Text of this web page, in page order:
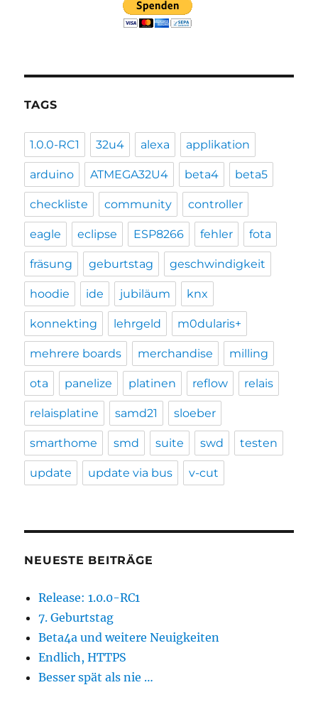
TAGS
1.0.0-RC1 32u4 alexa applikation
arduino ATMEGA32U4 beta4 beta5
checkliste community controller
eagle eclipse ESP8266 fehler fota
fräsung geburtstag geschwindigkeit
hoodie ide jubiläum knx
konnekting lehrgeld m0dularis+
mehrere boards merchandise milling
ota panelize platinen reflow relais
relaisplatine samd21 sloeber
smarthome smd suite swd testen
update update via bus v-cut
NEUESTE BEITRÄGE
Release: 1.0.0-RC1
7. Geburtstag
Beta4a und weitere Neuigkeiten
Endlich, HTTPS
Besser spät als nie …